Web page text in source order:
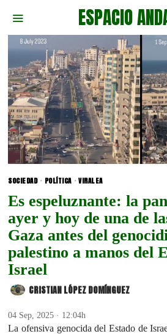
ESPACIO
SOCIEDAD · POLÍTICA · VIRALEA
Es espeluznante: la
ayer y hoy de una de
Gaza antes del
palestino a manos del
Israel
CRISTIAN LÓPEZ DOMÍNGUEZ
04 Sep, 2025 · 12:04h
La ofensiva genocida del Estado de